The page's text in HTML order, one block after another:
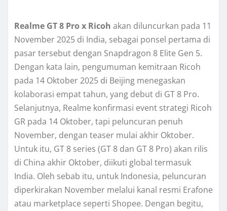
Realme GT 8 Pro x Ricoh akan diluncurkan pada 11
November 2025 di India, sebagai ponsel pertama di
pasar tersebut dengan Snapdragon 8 Elite Gen 5.
Dengan kata lain, pengumuman kemitraan Ricoh
pada 14 Oktober 2025 di Beijing menegaskan
kolaborasi empat tahun, yang debut di GT 8 Pro.
Selanjutnya, Realme konfirmasi event strategi Ricoh
GR pada 14 Oktober, tapi peluncuran penuh
November, dengan teaser mulai akhir Oktober.
Untuk itu, GT 8 series (GT 8 dan GT 8 Pro) akan rilis
di China akhir Oktober, diikuti global termasuk
India. Oleh sebab itu, untuk Indonesia, peluncuran
diperkirakan November melalui kanal resmi Erafone
atau marketplace seperti Shopee. Dengan begitu,